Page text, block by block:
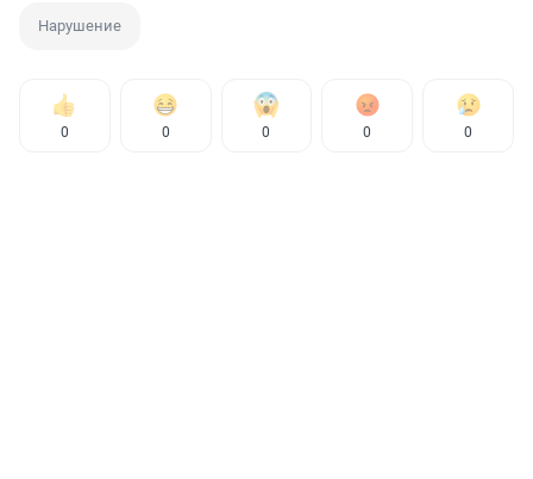
Нарушение
0 0 0 0 0